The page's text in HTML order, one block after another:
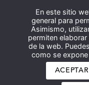
En este sitio
general para
Asimismo,
permiten
de la web.
como se